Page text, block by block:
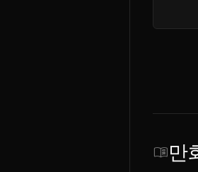
menu_book만